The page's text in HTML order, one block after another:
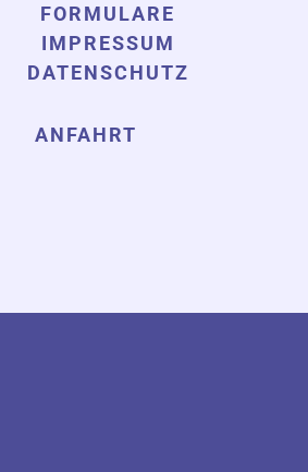
FORMULARE
IMPRESSUM
DATENSCHUTZ
ANFAHRT